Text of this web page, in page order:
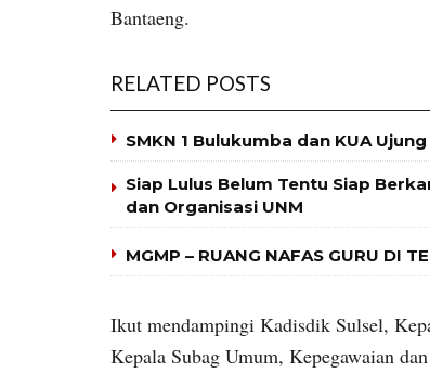
Bantaeng.
RELATED POSTS
SMKN 1 Bulukumba dan KUA
Siap Lulus Belum Tentu Siap
dan Organisasi UNM
MGMP – RUANG NAFAS GURU DI
Ikut mendampingi Kadisdik Sulsel,
Kepala Subag Umum, Kepegawaian